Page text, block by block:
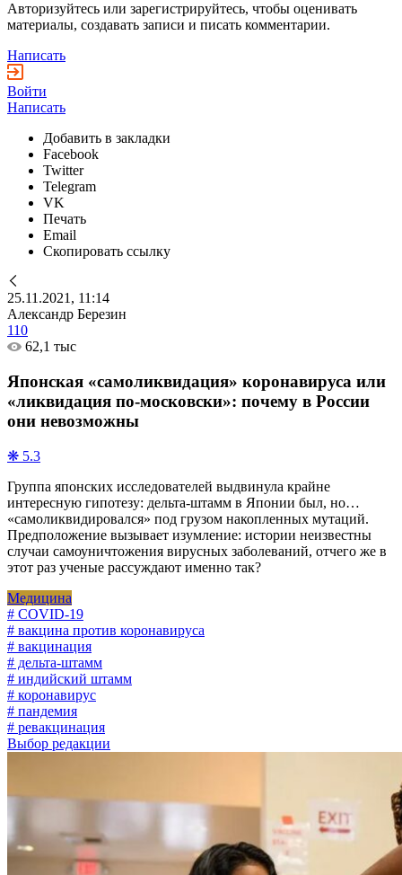
Авторизуйтесь или зарегистрируйтесь, чтобы оценивать
материалы, создавать записи и писать комментарии.
Написать
Войти
Написать
Добавить в закладки
Facebook
Twitter
Telegram
VK
Печать
Email
Скопировать ссылку
25.11.2021, 11:14
Александр Березин
110
62,1 тыс
Японская «самоликвидация» коронавируса или
«ликвидация по-московски»: почему в России
они невозможны
❋ 5.3
Группа японских исследователей выдвинула крайне
интересную гипотезу: дельта-штамм в Японии был, но…
«самоликвидировался» под грузом накопленных мутаций.
Предположение вызывает изумление: истории неизвестны
случаи самоуничтожения вирусных заболеваний, отчего же в
этот раз ученые рассуждают именно так?
Медицина
# COVID-19
# вакцина против коронавируса
# вакцинация
# дельта-штамм
# индийский штамм
# коронавирус
# пандемия
# ревакцинация
Выбор редакции